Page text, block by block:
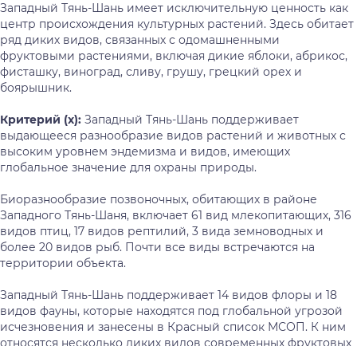
Западный Тянь-Шань имеет исключительную ценность как
центр происхождения культурных растений. Здесь обитает
ряд диких видов, связанных с одомашненными
фруктовыми растениями, включая дикие яблоки, абрикос,
фисташку, виноград, сливу, грушу, грецкий орех и
боярышник.
Критерий (х): Западный Тянь-Шань поддерживает
выдающееся разнообразие видов растений и животных с
высоким уровнем эндемизма и видов, имеющих
глобальное значение для охраны природы.
Биоразнообразие позвоночных, обитающих в районе
Западного Тянь-Шаня, включает 61 вид млекопитающих, 316
видов птиц, 17 видов рептилий, 3 вида земноводных и
более 20 видов рыб. Почти все виды встречаются на
территории объекта.
Западный Тянь-Шань поддерживает 14 видов флоры и 18
видов фауны, которые находятся под глобальной угрозой
исчезновения и занесены в Красный список МСОП. К ним
относятся несколько диких видов современных фруктовых